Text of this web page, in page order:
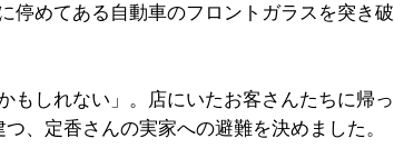
停めてある自動車のフロントガラスを突き破
もしれない」。店にいたお客さんたちに帰っ
、定香さんの実家への避難を決めました。